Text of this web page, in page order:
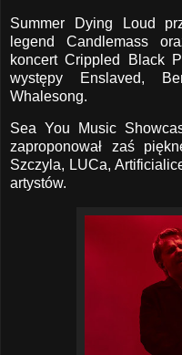
Summer Dying Loud
legend Candlemass
koncert Crippled Black
występy Enslaved,
Whalesong.
Sea You Music
zaproponował zaś
Szczyla, LUCa,
artystów.